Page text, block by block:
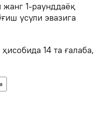
жанг 1-раунддаёқ
усули эвазига
14 та ғалаба,